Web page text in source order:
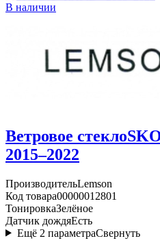
В наличии
Ветровое стекло
2015–2022
ПроизводительLemson
Код товара00000012801
ТонировкаЗелёное
Датчик дождяЕсть
Ещё 2 параметраСвернуть